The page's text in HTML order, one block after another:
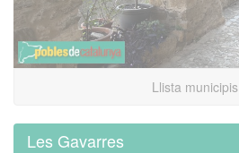
Llista municipis
Les Gavarres